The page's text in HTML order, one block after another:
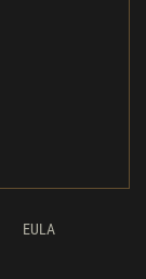
EULA